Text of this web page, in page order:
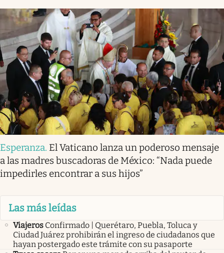
Esperanza. El Vaticano lanza un poderoso mensaje
a las madres buscadoras de México: “Nada puede
impedirles encontrar a sus hijos”
Las más leídas
Viajeros Confirmado | Querétaro, Puebla, Toluca y
Ciudad Juárez prohibirán el ingreso de ciudadanos que
hayan postergado este trámite con su pasaporte